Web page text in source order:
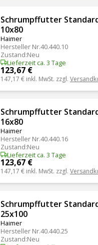
Schrumpffutter
10x80
Haimer
Hersteller Nr.40.440.10
Zustand:Neu
Lieferzeit ca. 3 Tage
123,67 €
147,17 € inkl. MwSt. zzgl.
Schrumpffutter
16x80
Haimer
Hersteller Nr.40.440.16
Zustand:Neu
Lieferzeit ca. 3 Tage
123,67 €
147,17 € inkl. MwSt. zzgl.
Schrumpffutter
25x100
Haimer
Hersteller Nr.40.440.25
Zustand:Neu